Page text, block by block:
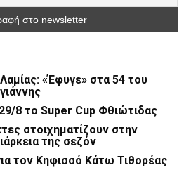
«Έφυγε» στα 54 του
8 το Super Cup Φθιώτιδας
στοιχηματίζουν στην
της σεζόν
τον Κηφισσό Κάτω Τιθορέας